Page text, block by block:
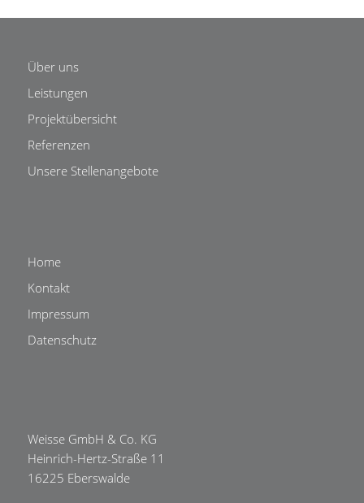
Über uns
Leistungen
Projektübersicht
Referenzen
Unsere Stellenangebote
Home
Kontakt
Impressum
Datenschutz
Weisse GmbH & Co. KG
Heinrich-Hertz-Straße 11
16225 Eberswalde